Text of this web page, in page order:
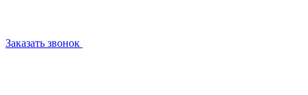
Заказать звонок